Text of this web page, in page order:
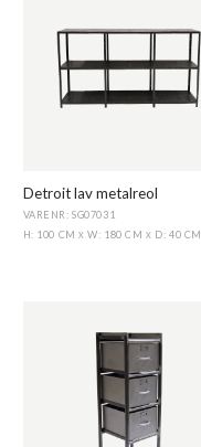
Detroit lav metalreol
VARENR: SG07031
H: 100 CMX W: 180 CMX D: 40 CM